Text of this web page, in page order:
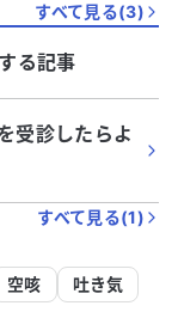
すべて見る(3)
る記事
受診したらよ
すべて見る(1)
空咳
吐き気